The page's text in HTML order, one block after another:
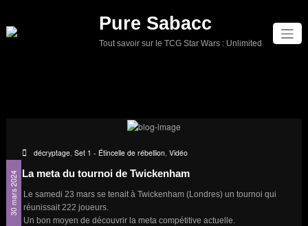
contenu
Pure Sabacc
Tout savoir sur le TCG Star Wars : Unlimited
30 mars 2024
décryptage, Set 1 - Étincelle de rébellion, Vidéo
La meta du tournoi de Twickenham
Le samedi 23 mars se tenait à Twickenham (Londres) un tournoi qui
réunissait 222 joueurs.
Un bon moyen de découvrir la meta compétitive actuelle.